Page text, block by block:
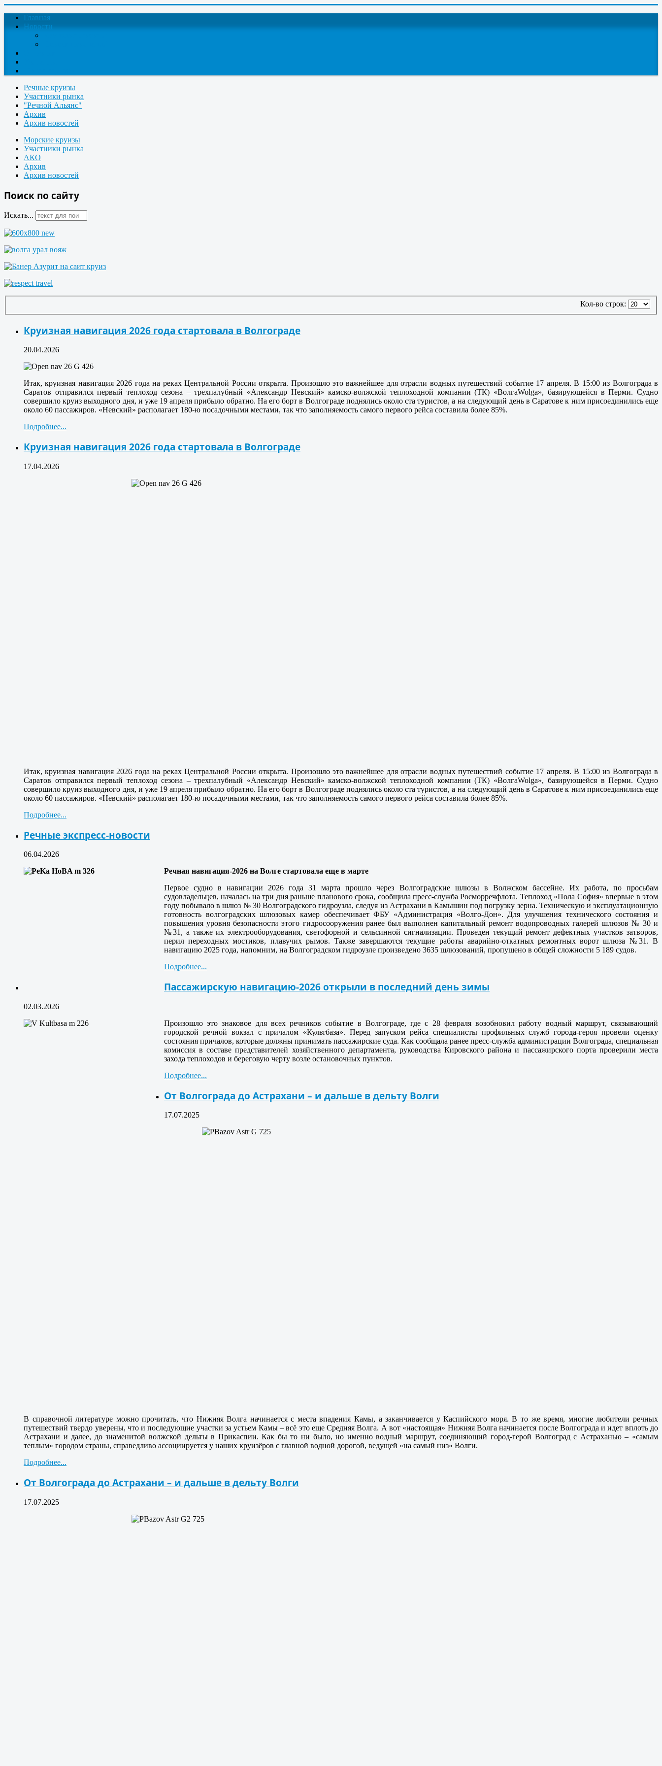
Главная
Новости
Речные круизы
Участники рынка
"Речной Альянс"
Архив
Архив новостей
Морские круизы
Участники рынка
АКО
Архив
Архив новостей
Поиск по сайту
Искать...
Кол-во строк:
Круизная навигация 2026 года стартовала в Волгограде
20.04.2026
Итак, круизная навигация 2026 года на реках Центральной России открыта. Произошло это важнейшее для отрасли водных путешествий событие 17 апреля. В 15:00 из Волгограда в
Саратов отправился первый теплоход сезона – трехпалубный «Александр Невский» камско-волжской теплоходной компании (ТК) «ВолгаWolga», базирующейся в Перми. Судно
совершило круиз выходного дня, и уже 19 апреля прибыло обратно. На его борт в Волгограде поднялись около ста туристов, а на следующий день в Саратове к ним присоединились еще
около 60 пассажиров. «Невский» располагает 180-ю посадочными местами, так что заполняемость самого первого рейса составила более 85%.
Подробнее...
Круизная навигация 2026 года стартовала в Волгограде
17.04.2026
Итак, круизная навигация 2026 года на реках Центральной России открыта. Произошло это важнейшее для отрасли водных путешествий событие 17 апреля. В 15:00 из Волгограда в
Саратов отправился первый теплоход сезона – трехпалубный «Александр Невский» камско-волжской теплоходной компании (ТК) «ВолгаWolga», базирующейся в Перми. Судно
совершило круиз выходного дня, и уже 19 апреля прибыло обратно. На его борт в Волгограде поднялись около ста туристов, а на следующий день в Саратове к ним присоединились еще
около 60 пассажиров. «Невский» располагает 180-ю посадочными местами, так что заполняемость самого первого рейса составила более 85%.
Подробнее...
Речные экспресс-новости
06.04.2026
Речная навигация-2026 на Волге стартовала еще в марте
Первое судно в навигации 2026 года 31 марта прошло через Волгоградские шлюзы в Волжском бассейне. Их работа, по просьбам
судовладельцев, началась на три дня раньше планового срока, сообщила пресс-служба Росморречфлота. Теплоход «Пола София» впервые в этом
году побывало в шлюз № 30 Волгоградского гидроузла, следуя из Астрахани в Камышин под погрузку зерна. Техническую и эксплуатационную
готовность волгоградских шлюзовых камер обеспечивает ФБУ «Администрация «Волго-Дон». Для улучшения технического состояния и
повышения уровня безопасности этого гидросооружения ранее был выполнен капитальный ремонт водопроводных галерей шлюзов № 30 и
№31, а также их электрооборудования, светофорной и сельсинной сигнализации. Проведен текущий ремонт дефектных участков затворов,
перил переходных мостиков, плавучих рымов. Также завершаются текущие работы аварийно-откатных ремонтных ворот шлюза №31. В
навигацию 2025 года, напомним, на Волгоградском гидроузле произведено 3635 шлюзований, пропущено в общей сложности 5 189 судов.
Подробнее...
Пассажирскую навигацию-2026 открыли в последний день зимы
02.03.2026
Произошло это знаковое для всех речников событие в Волгограде, где с 28 февраля возобновил работу водный маршрут, связывающий
городской речной вокзал с причалом «Культбаза». Перед запуском рейса специалисты профильных служб города-героя провели оценку
состояния причалов, которые должны принимать пассажирские суда. Как сообщала ранее пресс-служба администрации Волгограда, специальная
комиссия в составе представителей хозяйственного департамента, руководства Кировского района и пассажирского порта проверили места
захода теплоходов и береговую черту возле остановочных пунктов.
Подробнее...
От Волгограда до Астрахани – и дальше в дельту Волги
17.07.2025
В справочной литературе можно прочитать, что Нижняя Волга начинается с места впадения Камы, а заканчивается у Каспийского моря. В то же время, многие любители речных
путешествий твердо уверены, что и последующие участки за устьем Камы – всё это еще Средняя Волга. А вот «настоящая» Нижняя Волга начинается после Волгограда и идет вплоть до
Астрахани и далее, до знаменитой волжской дельты в Прикаспии. Как бы то ни было, но именно водный маршрут, соединяющий город-герой Волгоград с Астраханью – «самым
теплым» городом страны, справедливо ассоциируется у наших круизёров с главной водной дорогой, ведущей «на самый низ» Волги.
Подробнее...
От Волгограда до Астрахани – и дальше в дельту Волги
17.07.2025